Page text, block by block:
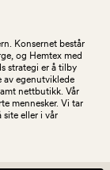
Konsernet består
og Hemtex med
strategi er å tilby
av egenutviklede
nettbutikk. Vår
mennesker. Vi tar
eller i vår